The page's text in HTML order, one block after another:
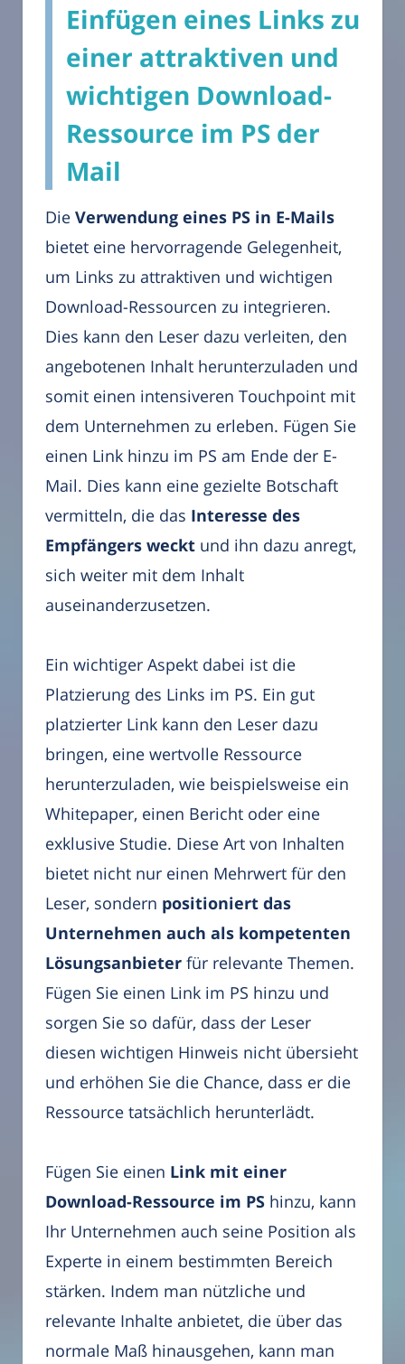
Einfügen eines Links zu
einer attraktiven und
wichtigen Download-
Ressource im PS der
Mail
Die Verwendung eines PS in E-Mails
bietet eine hervorragende Gelegenheit,
um Links zu attraktiven und wichtigen
Download-Ressourcen zu integrieren.
Dies kann den Leser dazu verleiten, den
angebotenen Inhalt herunterzuladen und
somit einen intensiveren Touchpoint mit
dem Unternehmen zu erleben. Fügen Sie
einen Link hinzu im PS am Ende der E-
Mail. Dies kann eine gezielte Botschaft
vermitteln, die das Interesse des
Empfängers weckt und ihn dazu anregt,
sich weiter mit dem Inhalt
auseinanderzusetzen.
Ein wichtiger Aspekt dabei ist die
Platzierung des Links im PS. Ein gut
platzierter Link kann den Leser dazu
bringen, eine wertvolle Ressource
herunterzuladen, wie beispielsweise ein
Whitepaper, einen Bericht oder eine
exklusive Studie. Diese Art von Inhalten
bietet nicht nur einen Mehrwert für den
Leser, sondern positioniert das
Unternehmen auch als kompetenten
Lösungsanbieter für relevante Themen.
Fügen Sie einen Link im PS hinzu und
sorgen Sie so dafür, dass der Leser
diesen wichtigen Hinweis nicht übersieht
und erhöhen Sie die Chance, dass er die
Ressource tatsächlich herunterlädt.
Fügen Sie einen Link mit einer
Download-Ressource im PS hinzu, kann
Ihr Unternehmen auch seine Position als
Experte in einem bestimmten Bereich
stärken. Indem man nützliche und
relevante Inhalte anbietet, die über das
normale Maß hinausgehen, kann man